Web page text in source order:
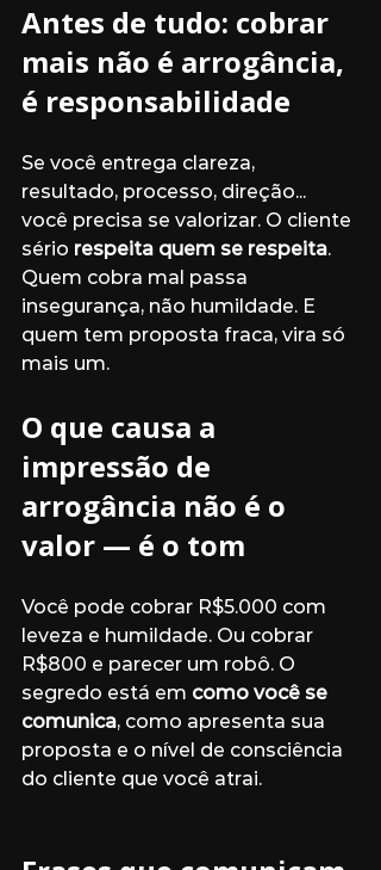
Antes de tudo: cobrar
mais não é arrogância,
é responsabilidade
Se você entrega clareza,
resultado, processo, direção...
você precisa se valorizar. O cliente
sério respeita quem se respeita.
Quem cobra mal passa
insegurança, não humildade. E
quem tem proposta fraca, vira só
mais um.
O que causa a
impressão de
arrogância não é o
valor — é o tom
Você pode cobrar R$5.000 com
leveza e humildade. Ou cobrar
R$800 e parecer um robô. O
segredo está em como você se
comunica, como apresenta sua
proposta e o nível de consciência
do cliente que você atrai.